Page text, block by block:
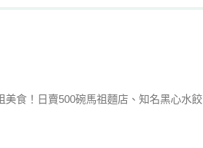
美食！日賣500碗馬祖麵店、知名黑心水餃